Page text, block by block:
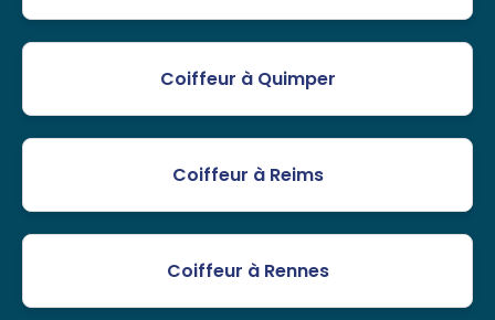
Coiffeur à Quimper
Coiffeur à Reims
Coiffeur à Rennes